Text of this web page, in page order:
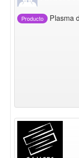
Producto Plasma